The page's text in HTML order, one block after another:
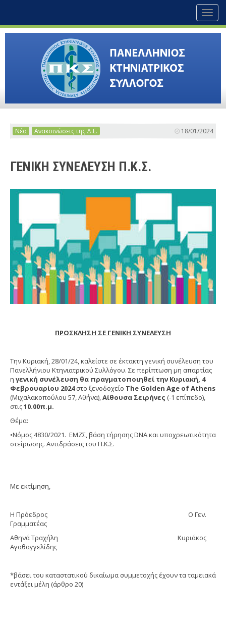
Νέα Ανακοινώσεις της Δ.Ε. 18/01/2024
ΓΕΝΙΚΗ ΣΥΝΕΛΕΥΣΗ Π.Κ.Σ.
ΠΡΟΣΚΛΗΣΗ ΣΕ ΓΕΝΙΚΗ ΣΥΝΕΛΕΥΣΗ
Την Κυριακή, 28/01/24, καλείστε σε έκτακτη γενική συνέλευση του
Πανελλήνιου Κτηνιατρικού Συλλόγου. Σε περίπτωση μη απαρτίας
η γενική συνέλευση θα πραγματοποιηθεί την Κυριακή, 4
Φεβρουαρίου 2024στο ξενοδοχείο Τhe Golden Age of Athens
(Μιχαλακοπούλου 57, Αθήνα),Αίθουσα Σειρήνες (-1 επίπεδο),
στις10.00π.μ.
Θέμα:
•Νόμος 4830/2021. ΕΜΖΣ, βάση τήρησης DNA και υποχρεωτικότητα
στείρωσης. Αντιδράσεις του Π.Κ.Σ.
Με εκτίμηση,
Η Πρόεδρος Ο Γεν.
Γραμματέας
Αθηνά Τραχήλη Κυριάκος
Αγαθαγγελίδης
*βάσει του καταστατικού δικαίωμα συμμετοχής έχουν τα ταμειακά
εντάξει μέλη (άρθρο 20)